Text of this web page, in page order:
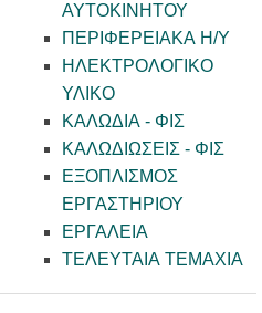
ΑΥΤΟΚΙΝΗΤΟΥ
ΠΕΡΙΦΕΡΕΙΑΚΑ Η/Υ
ΗΛΕΚΤΡΟΛΟΓΙΚΟ
ΥΛΙΚΟ
ΚΑΛΩΔΙΑ - ΦΙΣ
ΚΑΛΩΔΙΩΣΕΙΣ - ΦΙΣ
ΕΞΟΠΛΙΣΜΟΣ
ΕΡΓΑΣΤΗΡΙΟΥ
ΕΡΓΑΛΕΙΑ
ΤΕΛΕΥΤΑΙΑ ΤΕΜΑΧΙΑ